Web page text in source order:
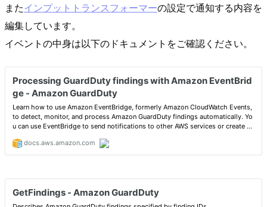
またインプットトランスフォーマーの設定で通知する内容を
編集しています。
イベントの中身は以下のドキュメントをご確認ください。